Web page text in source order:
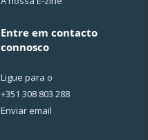
Entre em contacto
connosco
Ligue para o
+351 308 803 288
Enviar email